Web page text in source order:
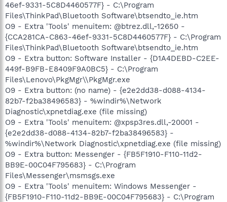
46ef-9331-5C8D4460577F} - C:\Program
Files\ThinkPad\Bluetooth Software\btsendto_ie.htm
O9 - Extra 'Tools' menuitem: @btrez.dll,-12650 -
{CCA281CA-C863-46ef-9331-5C8D4460577F} - C:\Program
Files\ThinkPad\Bluetooth Software\btsendto_ie.htm
O9 - Extra button: Software Installer - {D1A4DEBD-C2EE-
449f-B9FB-E8409F9A0BC5} - C:\Program
Files\Lenovo\PkgMgr\\PkgMgr.exe
O9 - Extra button: (no name) - {e2e2dd38-d088-4134-
82b7-f2ba38496583} - %windir%\Network
Diagnostic\xpnetdiag.exe (file missing)
O9 - Extra 'Tools' menuitem: @xpsp3res.dll,-20001 -
{e2e2dd38-d088-4134-82b7-f2ba38496583} -
%windir%\Network Diagnostic\xpnetdiag.exe (file missing)
O9 - Extra button: Messenger - {FB5F1910-F110-11d2-
BB9E-00C04F795683} - C:\Program
Files\Messenger\msmsgs.exe
O9 - Extra 'Tools' menuitem: Windows Messenger -
{FB5F1910-F110-11d2-BB9E-00C04F795683} - C:\Program